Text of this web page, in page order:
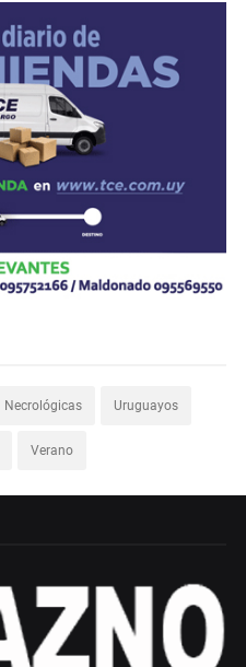
Necrológicas Uruguayos
Verano